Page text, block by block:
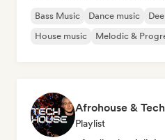
Bass Music Dance music
House music
Melodic &
Afrohouse &
Playlist